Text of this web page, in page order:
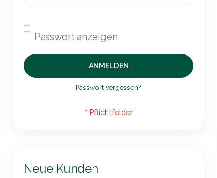
ANMELDEN
Passwort vergessen?
Neue Kunden